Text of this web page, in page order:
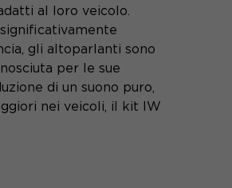
al loro veicolo.
gli altoparlanti sono
per le sue
di un suono puro,
nei veicoli, il kit IW